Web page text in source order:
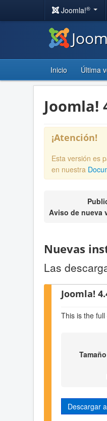
Joomla!®
Inicio Última
Joomla!
¡Atención!
Esta versión es
en nuestra
Nuevas
Las
Joomla!
This is the
Descargar